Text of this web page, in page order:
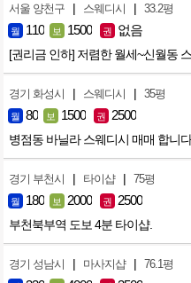
서울 양천구 | 스웨디시 | 33.2평
월 110 보 1500 권 없음
[권리금 인하] 저렴한 월세~신월동
경기 화성시 | 스웨디시 | 35평
월 80 보 1500 권 2500
병점동 바닐라 스웨디시 매매 합니
경기 부천시 | 타이샵 | 75평
월 180 보 2000 권 2500
부천북부역 도보 4분 타이샵.
경기 성남시 | 마사지샵 | 76.1평